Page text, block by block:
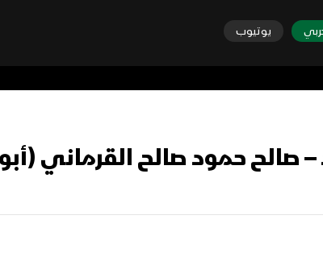
يوتيوب
– صالح حمود صالح القرماني